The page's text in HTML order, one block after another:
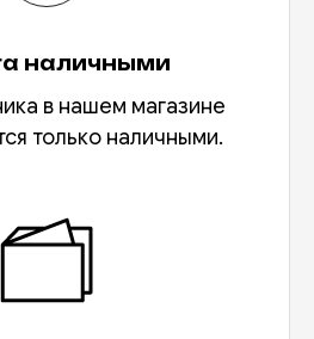
наличными
в нашем магазине
только наличными.